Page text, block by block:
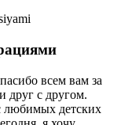
всем вам за
друг с другом.
любимых детских